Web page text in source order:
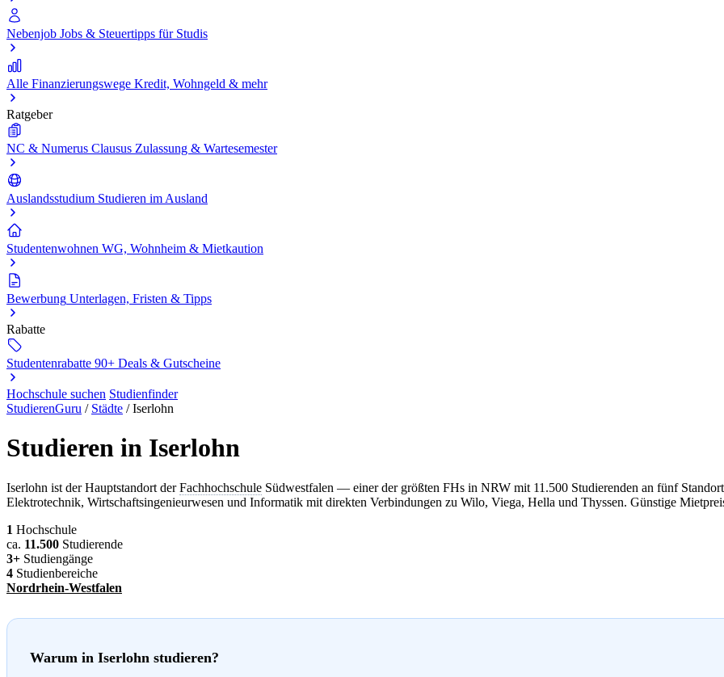
Nebenjob Jobs & Steuertipps für Studis
Alle Finanzierungswege Kredit, Wohngeld & mehr
Ratgeber
NC & Numerus Clausus Zulassung & Wartesemester
Auslandsstudium Studieren im Ausland
Studentenwohnen WG, Wohnheim & Mietkaution
Bewerbung Unterlagen, Fristen & Tipps
Rabatte
Studentenrabatte 90+ Deals & Gutscheine
Hochschule suchen Studienfinder
StudierenGuru / Städte /Iserlohn
Studieren in Iserlohn
Iserlohn ist der Hauptstandort derFachhochschule Südwestfalen — einer der größten FHs in NRW mit 11.500 Studierenden an fünf
Elektrotechnik, Wirtschaftsingenieurwesen und Informatik mit direkten Verbindungen zu Wilo, Viega, Hella und Thyssen. Günstige
1 Hochschule
ca. 11.500 Studierende
3+ Studiengänge
4 Studienbereiche
Nordrhein-Westfalen
Warum in Iserlohn studieren?